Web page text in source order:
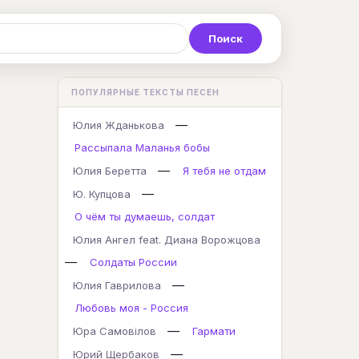
С Т У Ф Х Ц
L M N O P Q
ПОПУЛЯРНЫЕ ТЕКСТЫ ПЕСЕН
Юлия Жданькова —
Рассыпала Маланья бобы
Юлия Беретта
—
Я тебя не отдам
Ю. Купцова
—
О чём ты думаешь, солдат
Юлия Ангел feat. Диана Ворожцова
—
Солдаты России
Юлия Гаврилова
—
Любовь моя - Россия
Юра Самовілов
—
Гармати
Юрий Щербаков
—